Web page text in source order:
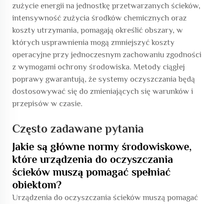
zużycie energii na jednostkę przetwarzanych ścieków,
intensywność zużycia środków chemicznych oraz
koszty utrzymania, pomagają określić obszary, w
których usprawnienia mogą zmniejszyć koszty
operacyjne przy jednoczesnym zachowaniu zgodności
z wymogami ochrony środowiska. Metody ciągłej
poprawy gwarantują, że systemy oczyszczania będą
dostosowywać się do zmieniających się warunków i
przepisów w czasie.
Często zadawane pytania
Jakie są główne normy środowiskowe,
które urządzenia do oczyszczania
ścieków muszą pomagać spełniać
obiektom?
Urządzenia do oczyszczania ścieków muszą pomagać